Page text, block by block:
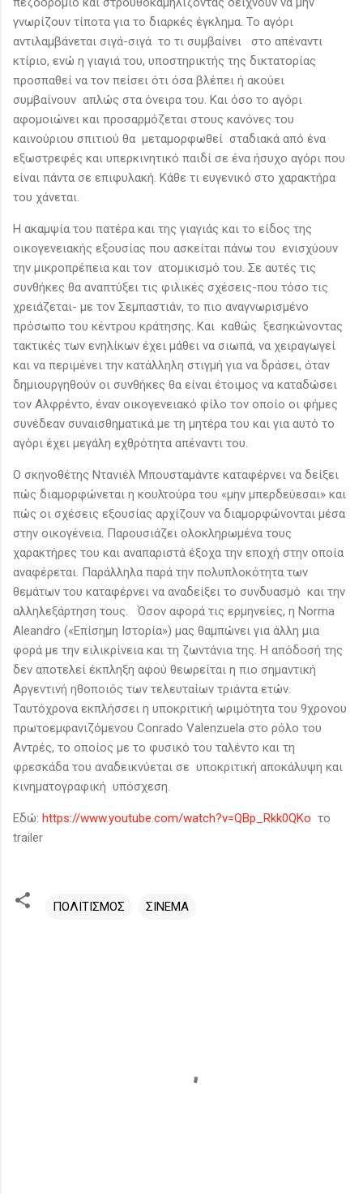
γνωρίζουν τίποτα για το διαρκές έγκλημα. Το αγόρι
αντιλαμβάνεται σιγά-σιγά το τι συμβαίνει στο απέναντι
κτίριο, ενώ η γιαγιά του, υποστηρικτής της δικτατορίας
προσπαθεί να τον πείσει ότι όσα βλέπει ή ακούει
συμβαίνουν απλώς στα όνειρα του. Και όσο το αγόρι
αφομοιώνει και προσαρμόζεται στους κανόνες του
καινούριου σπιτιού θα μεταμορφωθεί σταδιακά από ένα
εξωστρεφές και υπερκινητικό παιδί σε ένα ήσυχο αγόρι που
είναι πάντα σε επιφυλακή. Κάθε τι ευγενικό στο χαρακτήρα
του χάνεται.
Η ακαμψία του πατέρα και της γιαγιάς και το είδος της
οικογενειακής εξουσίας που ασκείται πάνω του ενισχύουν
την μικροπρέπεια και τον ατομικισμό του. Σε αυτές τις
συνθήκες θα αναπτύξει τις φιλικές σχέσεις-που τόσο τις
χρειάζεται- με τον Σεμπαστιάν, το πιο αναγνωρισμένο
πρόσωπο του κέντρου κράτησης. Και καθώς ξεσηκώνοντας
τακτικές των ενηλίκων έχει μάθει να σιωπά, να χειραγωγεί
και να περιμένει την κατάλληλη στιγμή για να δράσει, όταν
δημιουργηθούν οι συνθήκες θα είναι έτοιμος να καταδώσει
τον Αλφρέντο, έναν οικογενειακό φίλο τον οποίο οι φήμες
συνέδεαν συναισθηματικά με τη μητέρα του και για αυτό το
αγόρι έχει μεγάλη εχθρότητα απέναντι του.
Ο σκηνοθέτης Ντανιέλ Μπουσταμάντε καταφέρνει να δείξει
πώς διαμορφώνεται η κουλτούρα του «μην μπερδεύεσαι» και
πώς οι σχέσεις εξουσίας αρχίζουν να διαμορφώνονται μέσα
στην οικογένεια. Παρουσιάζει ολοκληρωμένα τους
χαρακτήρες του και αναπαριστά έξοχα την εποχή στην οποία
αναφέρεται. Παράλληλα παρά την πολυπλοκότητα των
θεμάτων του καταφέρνει να αναδείξει το συνδυασμό και την
αλληλεξάρτηση τους. Όσον αφορά τις ερμηνείες, η Norma
Aleandro («Επίσημη Ιστορία») μας θαμπώνει για άλλη μια
φορά με την ειλικρίνεια και τη ζωντάνια της. Η απόδοσή της
δεν αποτελεί έκπληξη αφού θεωρείται η πιο σημαντική
Αργεντινή ηθοποιός των τελευταίων τριάντα ετών.
Ταυτόχρονα εκπλήσσει η υποκριτική ωριμότητα του 9χρονου
πρωτοεμφανιζόμενου Conrado Valenzuela στο ρόλο του
Αντρές, το οποίος με το φυσικό του ταλέντο και τη
φρεσκάδα του αναδεικνύεται σε υποκριτική αποκάλυψη και
κινηματογραφική υπόσχεση.
Εδώ: https://www.youtube.com/watch?v=QBp_Rkk0QKo το
trailer
ΠΟΛΙΤΙΣΜΟΣ ΣΙΝΕΜΑ